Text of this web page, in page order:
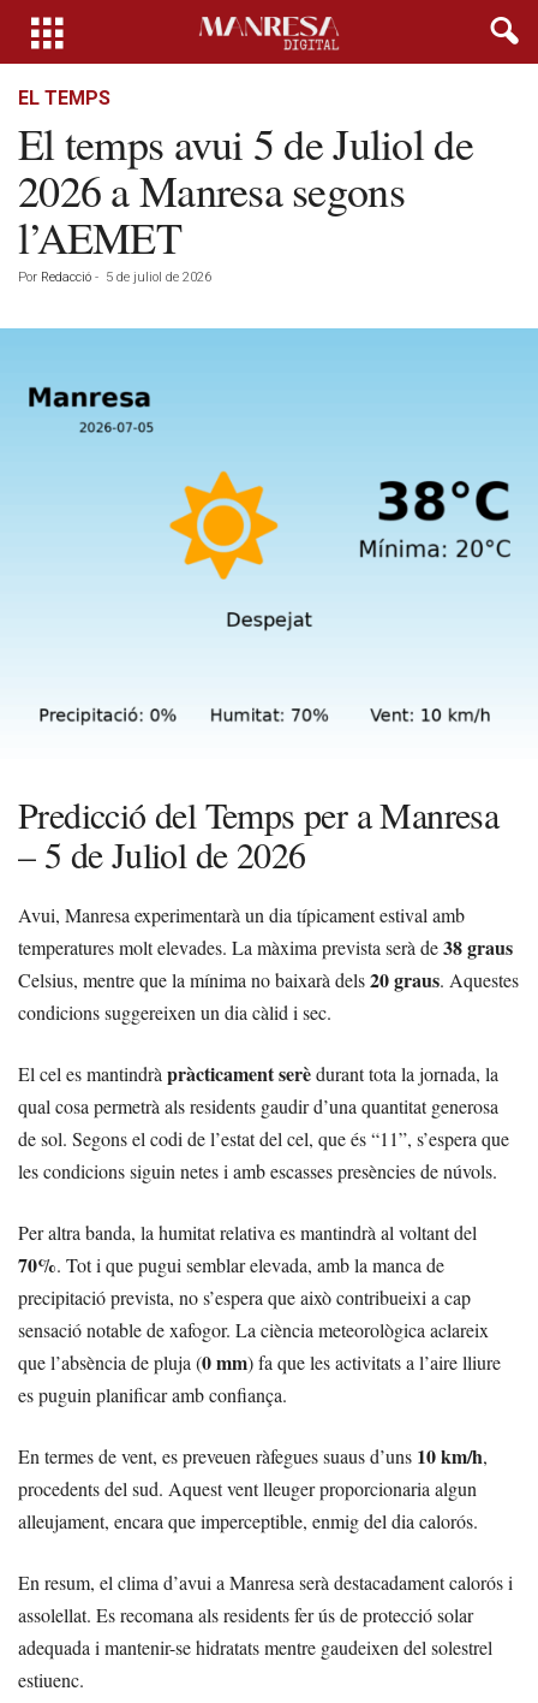
EL TEMPS
El temps avui 5 de Juliol de
2026 a Manresa segons
l’AEMET
Por Redacció - 5 de juliol de 2026
Predicció del Temps per a Manresa
– 5 de Juliol de 2026
Avui, Manresa experimentarà un dia típicament estival amb
temperatures molt elevades. La màxima prevista serà de38 graus
Celsius, mentre que la mínima no baixarà dels20 graus. Aquestes
condicions suggereixen un dia càlid i sec.
El cel es mantindràpràcticament serèdurant tota la jornada, la
qual cosa permetrà als residents gaudir d’una quantitat generosa
de sol. Segons el codi de l’estat del cel, que és “11”, s’espera que
les condicions siguin netes i amb escasses presències de núvols.
Per altra banda, la humitat relativa es mantindrà al voltant del
70%. Tot i que pugui semblar elevada, amb la manca de
precipitació prevista, no s’espera que això contribueixi a cap
sensació notable de xafogor. La ciència meteorològica aclareix
que l’absència de pluja (0 mm) fa que les activitats a l’aire lliure
es puguin planificar amb confiança.
En termes de vent, es preveuen ràfegues suaus d’uns 10 km/h,
procedents del sud. Aquest vent lleuger proporcionaria algun
alleujament, encara que imperceptible, enmig del dia calorós.
En resum, el clima d’avui a Manresa serà destacadament calorós i
assolellat. Es recomana als residents fer ús de protecció solar
adequada i mantenir-se hidratats mentre gaudeixen del solestrel
estiuenc.